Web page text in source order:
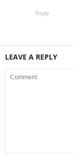
Reply
LEAVE A REPLY